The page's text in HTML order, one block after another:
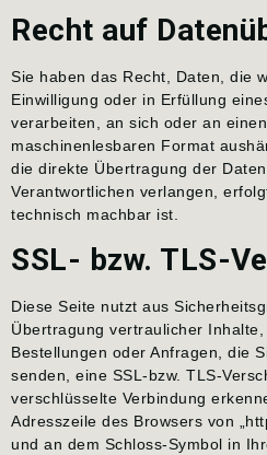
Recht auf
Sie haben das Recht, Daten, die
Einwilligung oder in Erfüllung
verarbeiten, an sich oder an
maschinenlesbaren Format
die direkte Übertragung der
Verantwortlichen verlangen,
technisch machbar ist.
SSL- bzw. TLS-
Diese Seite nutzt aus
Übertragung vertraulicher
Bestellungen oder Anfragen, die
senden, eine SSL-bzw. TLS-
verschlüsselte Verbindung
Adresszeile des Browsers von
und an dem Schloss-Symbol in